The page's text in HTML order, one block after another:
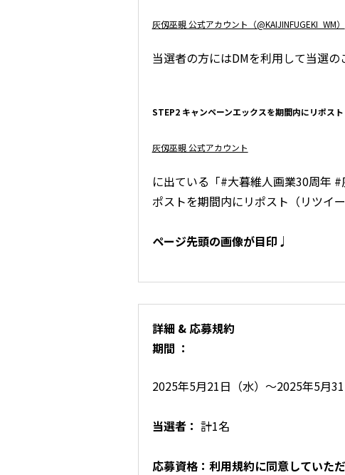
灰仭巫覡 公式アカウント（@KAIJINFUGEKI_WM）
当選者の方にはDMを利用して当選の
STEP2 キャンペーンエックスを期間内にリポスト
灰仭巫覡 公式アカウント
に出ている「#大暮維人画業30周年
ポストを期間内にリポスト（リツイ
ページ先頭の画像が目印♩
詳細 & 応募規約
期間 ：
2025年5月21日（水）〜2025年5月
当選者： 計1名
応募資格：利用規約に同意していた